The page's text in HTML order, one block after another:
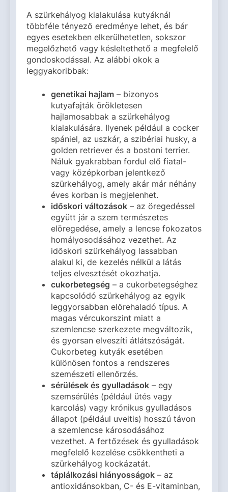
A szürkehályog kialakulása kutyáknál
többféle tényező eredménye lehet, és bár
egyes esetekben elkerülhetetlen, sokszor
megelőzhető vagy késleltethető a megfelelő
gondoskodással. Az alábbi okok a
leggyakoribbak:
genetikai hajlam – bizonyos
kutyafajták örökletesen
hajlamosabbak a szürkehályog
kialakulására. Ilyenek például a cocker
spániel, az uszkár, a szibériai husky, a
golden retriever és a bostoni terrier.
Náluk gyakrabban fordul elő fiatal-
vagy középkorban jelentkező
szürkehályog, amely akár már néhány
éves korban is megjelenhet.
időskori változások – az öregedéssel
együtt jár a szem természetes
elöregedése, amely a lencse fokozatos
homályosodásához vezethet. Az
időskori szürkehályog lassabban
alakul ki, de kezelés nélkül a látás
teljes elvesztését okozhatja.
cukorbetegség – a cukorbetegséghez
kapcsolódó szürkehályog az egyik
leggyorsabban előrehaladó típus. A
magas vércukorszint miatt a
szemlencse szerkezete megváltozik,
és gyorsan elveszíti átlátszóságát.
Cukorbeteg kutyák esetében
különösen fontos a rendszeres
szemészeti ellenőrzés.
sérülések és gyulladások – egy
szemsérülés (például ütés vagy
karcolás) vagy krónikus gyulladásos
állapot (például uveitis) hosszú távon
a szemlencse károsodásához
vezethet. A fertőzések és gyulladások
megfelelő kezelése csökkentheti a
szürkehályog kockázatát.
táplálkozási hiányosságok – az
antioxidánsokban, C- és E-vitaminban,